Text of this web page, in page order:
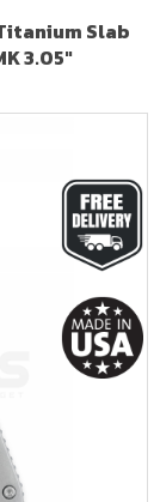
Slab
3.05"